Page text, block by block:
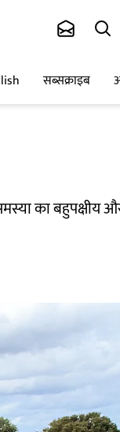
सब्सक्राइब
का बहुपक्षीय